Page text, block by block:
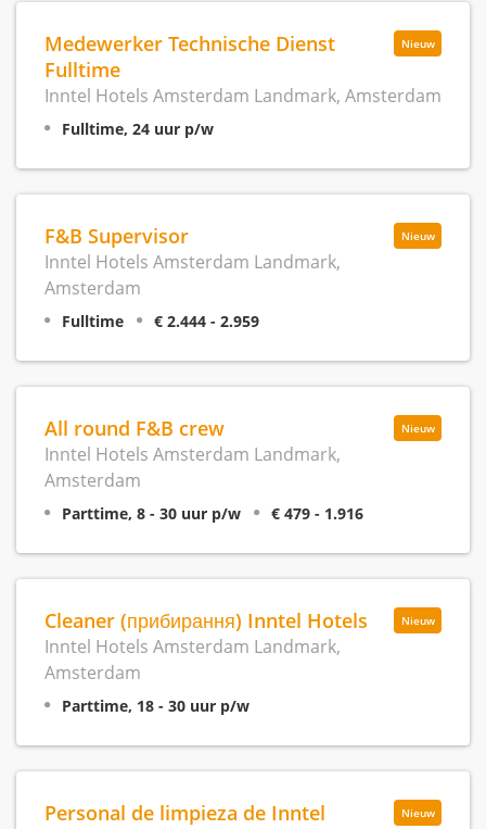
Nieuw
Medewerker Technische Dienst
Fulltime
Inntel Hotels Amsterdam Landmark, Amsterdam
Fulltime, 24 uur p/w
Nieuw
F&B Supervisor
Inntel Hotels Amsterdam Landmark,
Amsterdam
Fulltime € 2.444 - 2.959
Nieuw
All round F&B crew
Inntel Hotels Amsterdam Landmark,
Amsterdam
Parttime, 8 - 30 uur p/w € 479 - 1.916
Nieuw
Cleaner (прибирання) Inntel Hotels
Inntel Hotels Amsterdam Landmark,
Amsterdam
Parttime, 18 - 30 uur p/w
Nieuw
Personal de limpieza de Inntel